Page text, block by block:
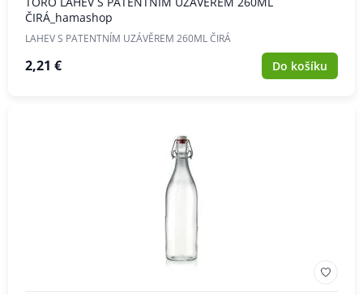
ČIRÁ_hamashop
LAHEV S PATENTNÍM UZÁVĚREM 260ML ČIRÁ
2,21 € Do košíku